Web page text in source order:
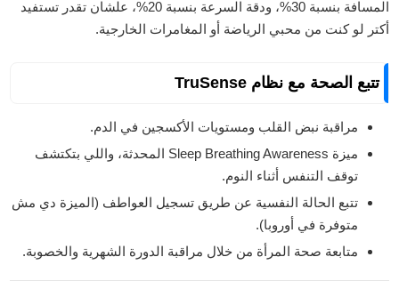
المسافة بنسبة 30%، ودقة السرعة بنسبة 20%، علشان تقدر تستفيد
أكتر لو كنت من محبي الرياضة أو المغامرات الخارجية.
تتبع الصحة مع نظام TruSense
مراقبة نبض القلب ومستويات الأكسجين في الدم.
ميزة Sleep Breathing Awareness المحدثة، واللي بتكتشف
توقف التنفس أثناء النوم.
تتبع الحالة النفسية عن طريق تسجيل العواطف (الميزة دي مش
متوفرة في أوروبا).
متابعة صحة المرأة من خلال مراقبة الدورة الشهرية والخصوبة.